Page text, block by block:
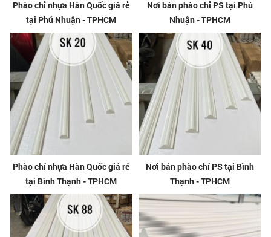
Phào chỉ nhựa Hàn Quốc giá rẻ
tại Phú Nhuận - TPHCM
Nơi bán phào chỉ PS tại Phú
Nhuận - TPHCM
Phào chỉ nhựa Hàn Quốc giá rẻ
tại Bình Thạnh - TPHCM
Nơi bán phào chỉ PS tại Bình
Thạnh - TPHCM